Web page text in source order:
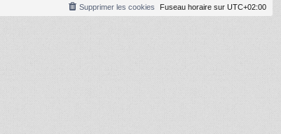
Fuseau horaire sur UTC+02:00
Supprimer les cookies